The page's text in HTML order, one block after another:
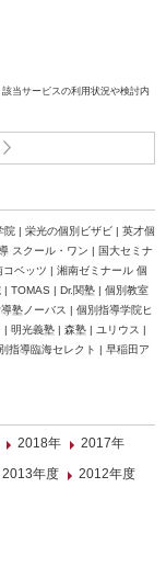
当サービスの利用状況や検討内
| 栄光の個別ビザビ | 英才個
スクール・ワン | 国大セミナ
ベッツ | 湘南ゼミナール 個
TOMAS | Dr.関塾 | 個別教室
塾ノーバス | 個別指導学院ヒ
| 明光義塾 | 森塾 | ユリウス |
指導臨海セレクト | 早稲田ア
2018年
2017年
2013年度
2012年度